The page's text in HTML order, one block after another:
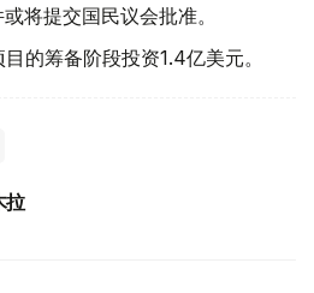
将提交国民议会批准。
的筹备阶段投资1.4亿美元。
拉